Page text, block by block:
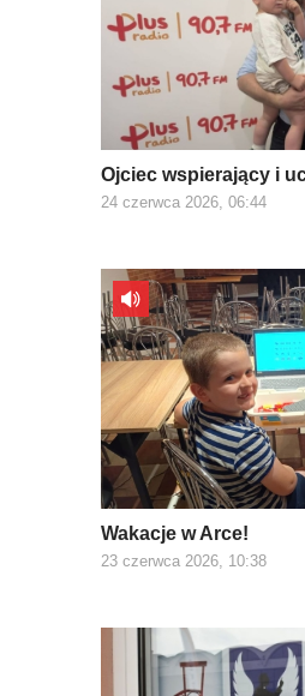
Ojciec wspierający i
24 czerwca 2026, 06:44
Wakacje w Arce!
23 czerwca 2026, 10:38